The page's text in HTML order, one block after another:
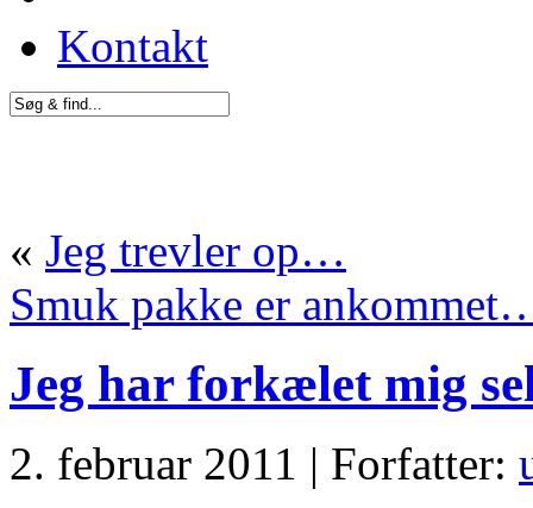
Kontakt
« Jeg trevler op…
Smuk pakke er
Jeg har forkælet mig
2. februar 2011 | Forfatter: